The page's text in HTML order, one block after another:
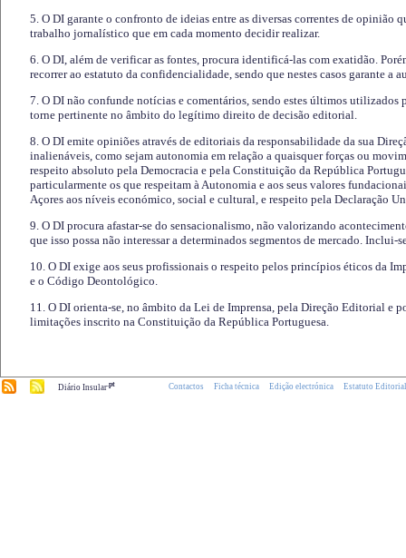
5. O DI garante o confronto de ideias entre as diversas correntes de opinião
trabalho jornalístico que em cada momento decidir realizar.
6. O DI, além de verificar as fontes, procura identificá-las com exatidão.
recorrer ao estatuto da confidencialidade, sendo que nestes casos garante a
7. O DI não confunde notícias e comentários, sendo estes últimos utilizados
torne pertinente no âmbito do legítimo direito de decisão editorial.
8. O DI emite opiniões através de editoriais da responsabilidade da sua
inalienáveis, como sejam autonomia em relação a quaisquer forças ou
respeito absoluto pela Democracia e pela Constituição da República
particularmente os que respeitam à Autonomia e aos seus valores
Açores aos níveis económico, social e cultural, e respeito pela Declaração
9. O DI procura afastar-se do sensacionalismo, não valorizando
que isso possa não interessar a determinados segmentos de mercado.
10. O DI exige aos seus profissionais o respeito pelos princípios éticos da
e o Código Deontológico.
11. O DI orienta-se, no âmbito da Lei de Imprensa, pela Direção Editorial e
limitações inscrito na Constituição da República Portuguesa.
Diário Insular.pt Contactos Ficha técnica Edição electrónica Estatuto Editorial